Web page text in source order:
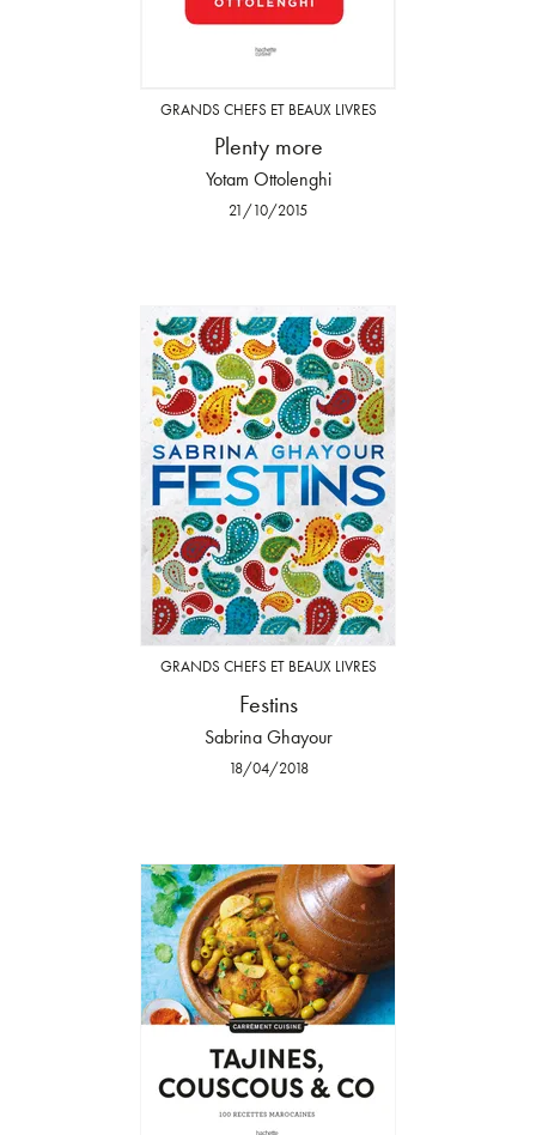
GRANDS CHEFS ET BEAUX LIVRES
Plenty more
Yotam Ottolenghi
21/10/2015
GRANDS CHEFS ET BEAUX LIVRES
Festins
Sabrina Ghayour
18/04/2018